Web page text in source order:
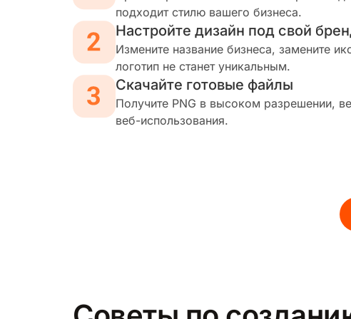
подходит стилю вашего бизнеса.
Настройте дизайн под свой
Измените название бизнеса, замените
логотип не станет уникальным.
Скачайте готовые файлы
Получите PNG в высоком разрешении,
веб-использования.